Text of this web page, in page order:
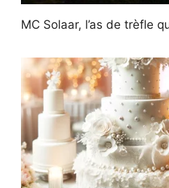
MC Solaar, l’as de trèfle